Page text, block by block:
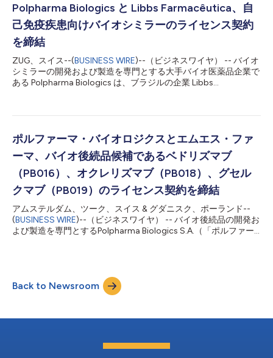
ジクスは、引き続き当該バイオシミラーの開発・製造の全責任を
担います。Tuteurはライセンス対象地域における商業化、マーケ
ティング、流通を担当します。今回の提携は、同地域における高
品質で手頃な価格のバイオ治療薬への患者アクセスを拡大すると
いう両社共通の決意を反映しています。 ポルファーマ・バイオ
ロジクスのCEOであるAnjan Selz氏は、「Tuteurとの提携は、バ
イオシミラーへのアクセスを世界規模で拡大するという当社の使
命を前進させる重要な一歩です。LATAMにおける同社の強力な地
Polpharma Biologics と Libbs Farmacêutica、自
己免疫疾患向けバイオシミラーのライセンス契約
を締結
ZUG、スイス--(BUSINESS WIRE)--（ビジネスワイヤ） -- バイオ
シミラーの開発および製造を専門とする大手バイオ医薬品企業で
ある Polpharma Biologics は、ブラジルの企業 Libbs
Libbs Farmacêutica は急成長するブラジル市場において、自己
取得します。 Polpharma Biologics は、バイオシミラーの開発お
よび製造に関する全責任を引き続き負います。Libbs
Farmacêutica は、ブラジルにおけるバイオシミラーの商業化、
マーケティング、および流通に関する独占的ライセンスを保有し
ます。この協業は、新たなエキサイティングな機会を切り開くも
のであり、両社が革新的でアクセスしやすい治療を患者に届ける
という共通のコミットメントを示しています。 「バイオシミラ
ーでブラジル市場に参入することは、Polpharma Biologics にと
って...
ポルファーマ・バイオロジクスとエムエス・ファ
ーマ、バイオ後続品候補であるベドリズマブ
（PB016）、オクレリズマブ（PB018）、グセル
クマブ（PB019）のライセンス契約を締結
アムステルダム、ツーク、スイス & グダニスク、ポーランド--
(BUSINESS WIRE)--（ビジネスワイヤ） -- バイオ後続品の開発お
よび製造を専門とするPolpharma Biologics S.A.（「ポルファー
（PB018）、グセルクマブ（PB019）の商業化に関するライセン
ス契約を締結したと発表しました。 本契約に基づき、エムエ
ス・ファーマがMENA地域全域におけるこれら3つのバイオ後続
ジクスが開発、製造および供給を引き続き担当します。さらに、
合意しました。これらの業務は、サウジアラビアにあるエムエ
ス・ファーマの同国初のバイオ医薬品製造施設で実施される予定
Back to Newsroom